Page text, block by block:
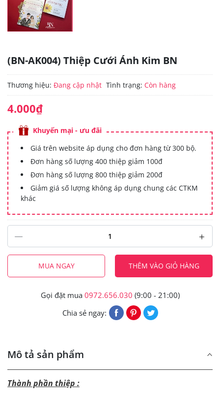
(BN-AK004) Thiệp Cưới Ánh Kim BN
Thương hiệu: Đang cập nhật Tình trạng: Còn hàng
4.000₫
Khuyến mại - ưu đãi
Giá trên website áp dụng cho đơn hàng từ 300 bộ.
Đơn hàng số lượng 400 thiệp giảm 100đ
Đơn hàng số lượng 800 thiệp giảm 200đ
Giảm giá số lượng không áp dụng chung các CTKM
khác
MUA NGAY THÊM VÀO GIỎ HÀNG
Gọi đặt mua 0972.656.030 (9:00 - 21:00)
Chia sẻ ngay:
Mô tả sản phẩm
Thành phần thiệp :